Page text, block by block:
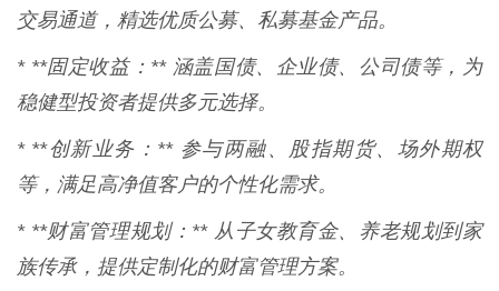
交易通道，精选优质公募、私募基金产品。
* **固定收益：** 涵盖国债、企业债、公司债等，为
稳健型投资者提供多元选择。
* **创新业务：** 参与两融、股指期货、场外期权
等，满足高净值客户的个性化需求。
* **财富管理规划：** 从子女教育金、养老规划到家
族传承，提供定制化的财富管理方案。